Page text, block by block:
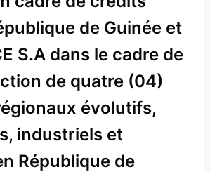
de Guinée et
S.A dans le cadre de
de quatre (04)
évolutifs,
industriels et
République de